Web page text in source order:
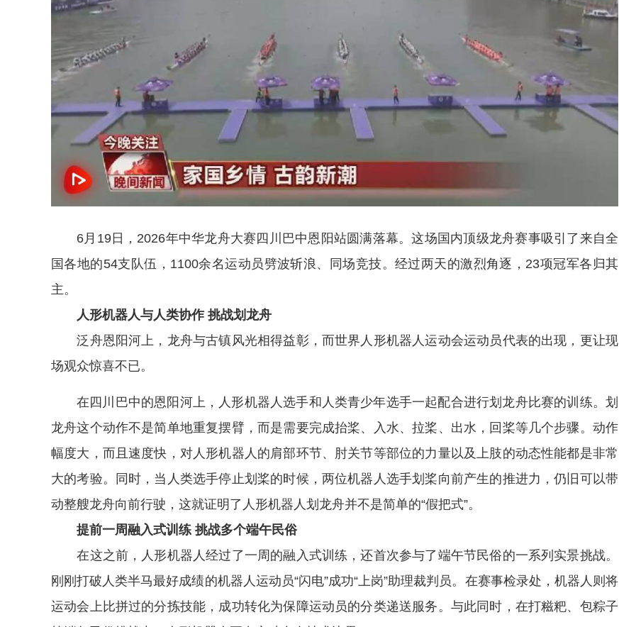
6月19日，2026年中华龙舟大赛四川巴中恩阳站圆满落幕。这场国内顶级龙舟赛事吸引了来自全
国各地的54支队伍，1100余名运动员劈波斩浪、同场竞技。经过两天的激烈角逐，23项冠军各归其
主。
人形机器人与人类协作 挑战划龙舟
泛舟恩阳河上，龙舟与古镇风光相得益彰，而世界人形机器人运动会运动员代表的出现，更让现
场观众惊喜不已。
在四川巴中的恩阳河上，人形机器人选手和人类青少年选手一起配合进行划龙舟比赛的训练。划
龙舟这个动作不是简单地重复摆臂，而是需要完成抬桨、入水、拉桨、出水，回桨等几个步骤。动作
幅度大，而且速度快，对人形机器人的肩部环节、肘关节等部位的力量以及上肢的动态性能都是非常
大的考验。同时，当人类选手停止划桨的时候，两位机器人选手划桨向前产生的推进力，仍旧可以带
动整艘龙舟向前行驶，这就证明了人形机器人划龙舟并不是简单的“假把式”。
提前一周融入式训练 挑战多个端午民俗
在这之前，人形机器人经过了一周的融入式训练，还首次参与了端午节民俗的一系列实景挑战。
刚刚打破人类半马最好成绩的机器人运动员“闪电”成功“上岗”助理裁判员。在赛事检录处，机器人则将
运动会上比拼过的分拣技能，成功转化为保障运动员的分类递送服务。与此同时，在打糍粑、包粽子